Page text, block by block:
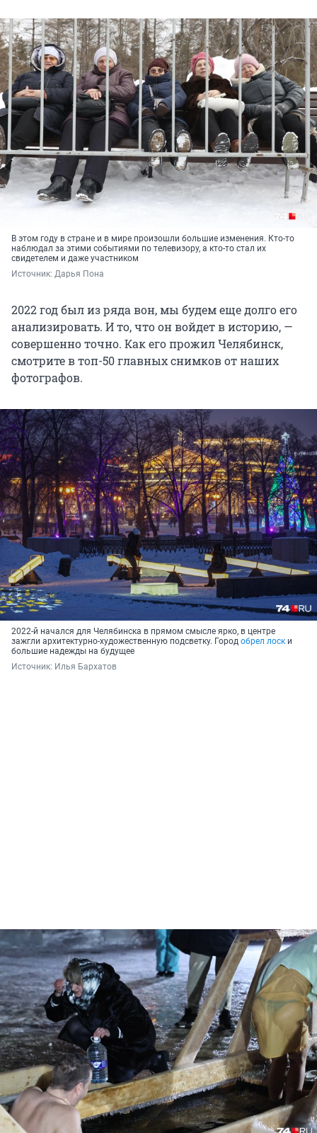
В этом году в стране и в мире произошли большие изменения. Кто-то
наблюдал за этими событиями по телевизору, а кто-то стал их
свидетелем и даже участником
Источник: Дарья Пона
2022 год был из ряда вон, мы будем еще долго его
анализировать. И то, что он войдет в историю, —
совершенно точно. Как его прожил Челябинск,
смотрите в топ-50 главных снимков от наших
фотографов.
2022-й начался для Челябинска в прямом смысле ярко, в центре
зажгли архитектурно-художественную подсветку. Город обрел лоск и
большие надежды на будущее
Источник: Илья Бархатов